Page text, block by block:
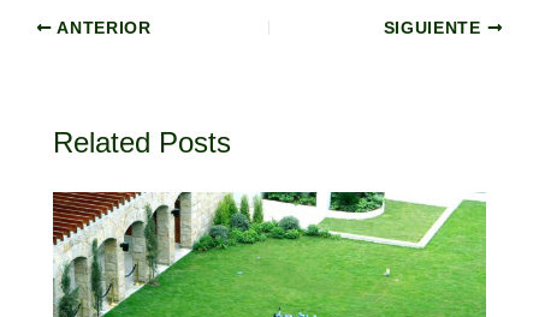
ANTERIOR SIGUIENTE
Related Posts